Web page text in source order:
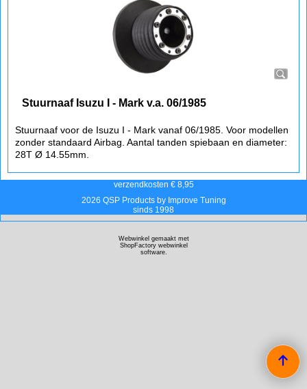
Stuurnaaf Isuzu I - Mark v.a. 06/1985
Stuurnaaf voor de Isuzu I - Mark vanaf 06/1985. Voor modellen
zonder standaard Airbag. Aantal tanden spiebaan en diameter:
28T Ø 14.55mm.
verzendkosten € 8,95
2026 QSP Products by Improve Tuning
sinds 1998
Webwinkel gemaakt met
ShopFactory webwinkel
software.